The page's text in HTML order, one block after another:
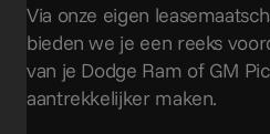
Via onze eigen
bieden we je een reeks
van je Dodge Ram of GM
aantrekkelijker maken.